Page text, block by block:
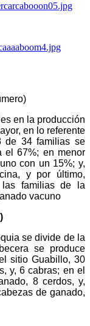
en la producción
en lo referente
de 34 familias se
el 67%; en menor
con un 15%; y,
y por último,
familias de la
vacuno
se divide de la
se produce
sitio Guabillo, 30
y, 6 cabras; en el
8 cerdos, y,
de ganado,